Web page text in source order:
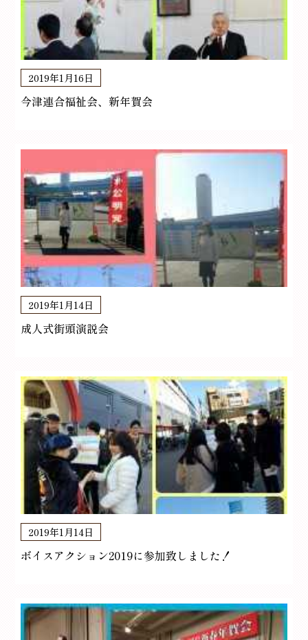
2019年1月16日
今津連合福祉会、新年賀会
2019年1月14日
成人式街頭演説会
2019年1月14日
ボイスアクション2019に参加致しました！